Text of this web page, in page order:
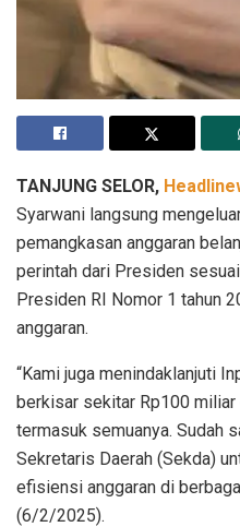
TANJUNG SELOR,
Syarwani langsung
pemangkasan anggaran
perintah dari Presiden
Presiden RI Nomor 1 tahun
anggaran.
“Kami juga menindaklanjuti
berkisar sekitar Rp100
termasuk semuanya. Sudah
Sekretaris Daerah (Sekda)
efisiensi anggaran di
(6/2/2025).